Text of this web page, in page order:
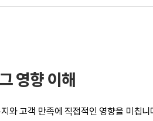
영향 이해
와 고객 만족에 직접적인 영향을 미칩